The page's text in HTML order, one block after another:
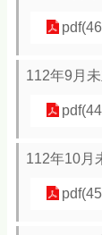
112年9月
112年10月